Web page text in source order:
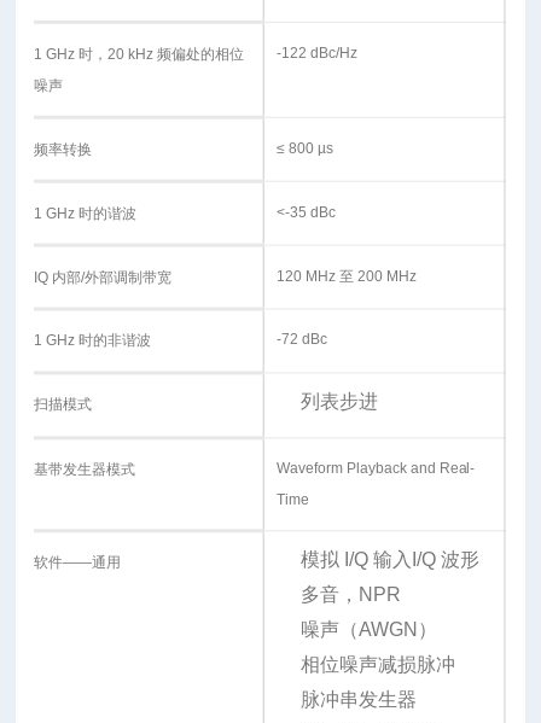
1 GHz 时，20 kHz 频偏处的相位
噪声
-122 dBc/Hz
频率转换 ≤ 800 µs
1 GHz 时的谐波 <-35 dBc
IQ 内部/外部调制带宽 120 MHz 至 200 MHz
1 GHz 时的非谐波 -72 dBc
扫描模式 列表步进
基带发生器模式
Waveform Playback and Real-
Time
软件——通用 模拟 I/Q 输入 I/Q 波形
多音，NPR
噪声（AWGN）
相位噪声减损脉冲
脉冲串发生器